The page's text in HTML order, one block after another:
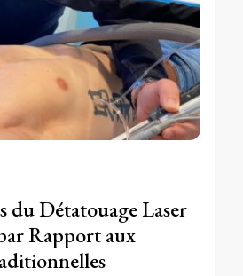
du Détatouage Laser
Rapport aux